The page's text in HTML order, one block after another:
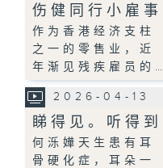
伤健同行小雇事
作为香港经济支柱
之一的零售业，近
年渐见残疾雇员的…
2026-04-13
睇得见。听得到
何泺嬅天生患有耳
骨硬化症，耳朵一